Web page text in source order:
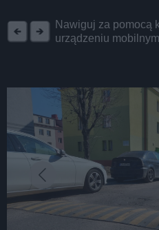
Nawiguj za pomocą
urządzeniu